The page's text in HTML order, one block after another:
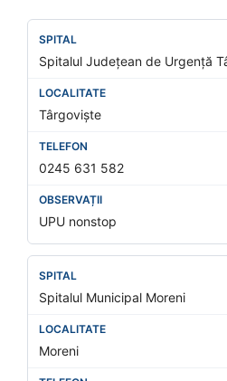
Spitalul Județean de Urgență
Târgoviște
0245 631 582
UPU nonstop
Spitalul Municipal Moreni
Moreni